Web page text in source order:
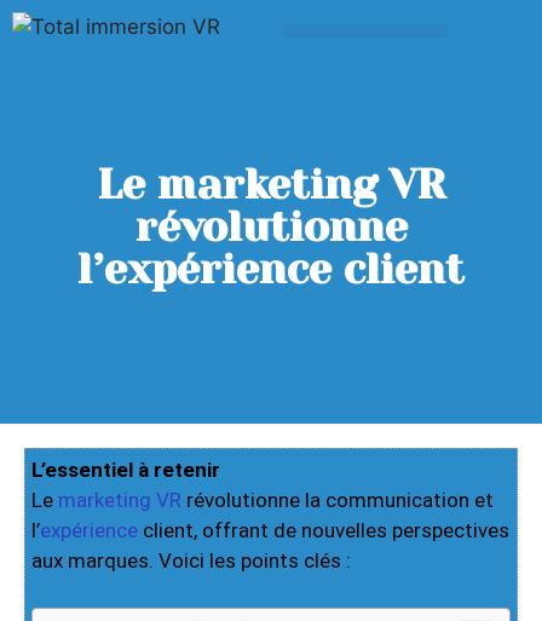
Le marketing VR
révolutionne
l’expérience client
L’essentiel à retenir
Le marketing VR révolutionne la communication et
l’expérience client, offrant de nouvelles perspectives
aux marques. Voici les points clés :